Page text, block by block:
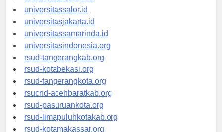
universitaswalesi.id
universitassalor.id
universitasjakarta.id
universitassamarinda.id
universitasindonesia.org
rsud-tangerangkab.org
rsud-kotabekasi.org
rsud-tangerangkota.org
rsucnd-acehbaratkab.org
rsud-pasuruankota.org
rsud-limapuluhkotakab.org